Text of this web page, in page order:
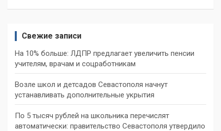
Свежие записи
На 10% больше: ЛДПР предлагает увеличить пенсии
учителям, врачам и соцработникам
Возле школ и детсадов Севастополя начнут
устанавливать дополнительные укрытия
По 5 тысяч рублей на школьника перечислят
автоматически: правительство Севастополя утвердило